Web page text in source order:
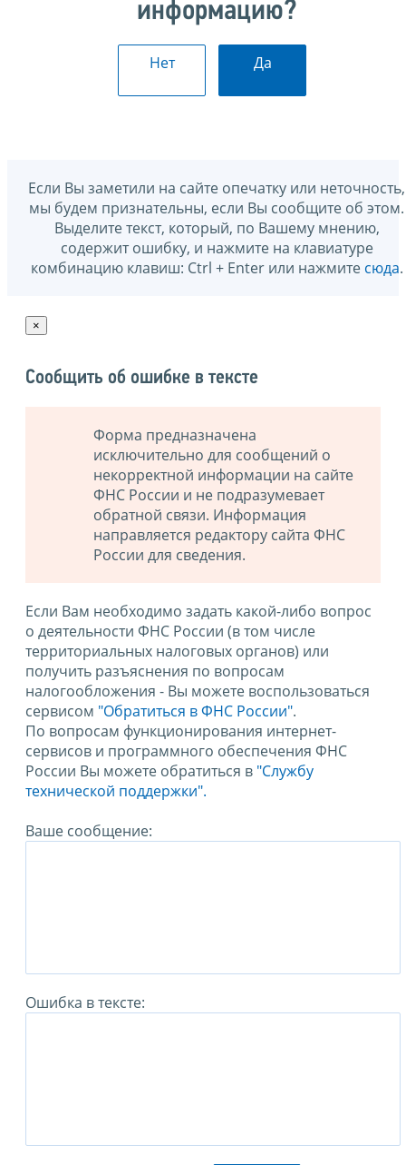
информацию?
Нет Да
Если Вы заметили на сайте опечатку или неточность,
мы будем признательны, если Вы сообщите об этом.
Выделите текст, который, по Вашему мнению,
содержит ошибку, и нажмите на клавиатуре
комбинацию клавиш: Ctrl + Enter или нажмите сюда.
×
Сообщить об ошибке в тексте
Форма предназначена
исключительно для сообщений о
некорректной информации на сайте
ФНС России и не подразумевает
обратной связи. Информация
направляется редактору сайта ФНС
России для сведения.
Если Вам необходимо задать какой-либо вопрос
о деятельности ФНС России (в том числе
территориальных налоговых органов) или
получить разъяснения по вопросам
налогообложения - Вы можете воспользоваться
сервисом "Обратиться в ФНС России".
По вопросам функционирования интернет-
сервисов и программного обеспечения ФНС
России Вы можете обратиться в "Службу
технической поддержки".
Ваше сообщение:
Ошибка в тексте: